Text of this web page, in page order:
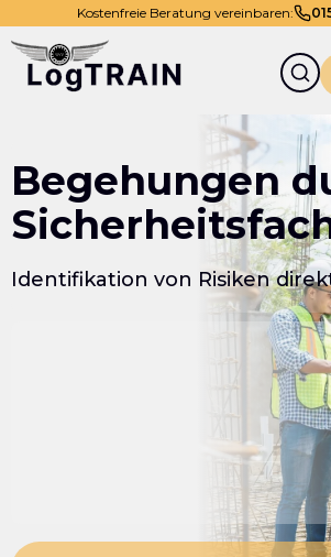
Kostenfreie Beratung vereinbaren: 0
Begehungen
Identifikation von Risiken